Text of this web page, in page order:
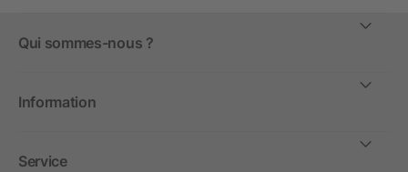
Qui sommes-nous ?
Information
Service